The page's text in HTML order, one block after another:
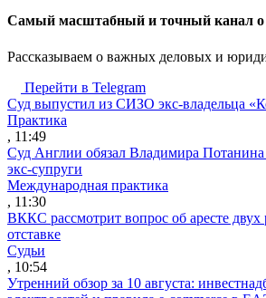
Cамый масштабный и точный канал о
Рассказываем о важных деловых и
Перейти в Telegram
Суд выпустил из СИЗО экс-владельца
Практика
, 11:49
Суд Англии обязал Владимира Потанина
экс-супруги
Международная практика
, 11:30
ВККС рассмотрит вопрос об аресте двух
отставке
Судьи
, 10:54
Утренний обзор за 10 августа: